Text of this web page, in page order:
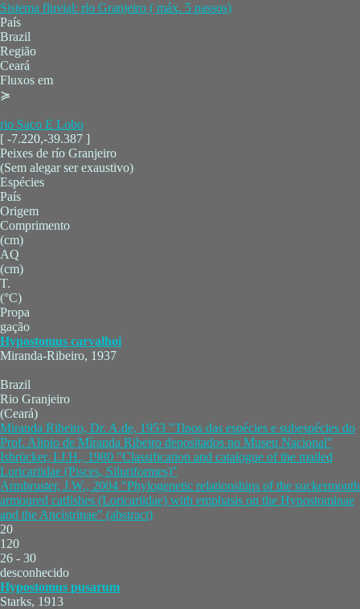
Sistema fluvial: río Granjeiro ( máx. 5 passos)
País
Brazil
Região
Ceará
Fluxos em
≽
rio Saco E Lobo
[ -7.220,-39.387 ]
Peixes de río Granjeiro
(Sem alegar ser exaustivo)
Espécies
País
Origem
Comprimento
(cm)
AQ
(cm)
T.
(°C)
Propa
gação
Hypostomus carvalhoi
Miranda-Ribeiro, 1937
Brazil
Rio Granjeiro
(Ceará)
Miranda Ribeiro, Dr. A.de, 1953 "Tipos das espécies e subespécies do
Prof. Alipio de Míranda Ribeiro depositados no Museu Nacional"
Isbrücker, I.J.H., 1980 "Classification and catalogue of the mailed
Loricariidae (Pisces, Siluriformes)"
Armbruster, J.W., 2004 "Phylogenetic relationships of the suckermouth
armoured catfishes (Loricariidae) with emphasis on the Hypostominae
and the Ancistrinae" (abstract)
20
120
26 - 30
desconhecido
Hypostomus pusarum
Starks, 1913